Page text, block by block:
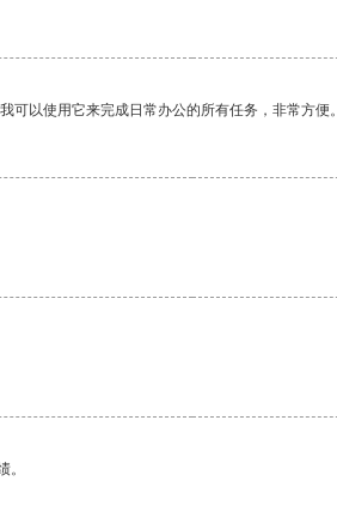
以使用它来完成日常办公的所有任务，非常方便。
。